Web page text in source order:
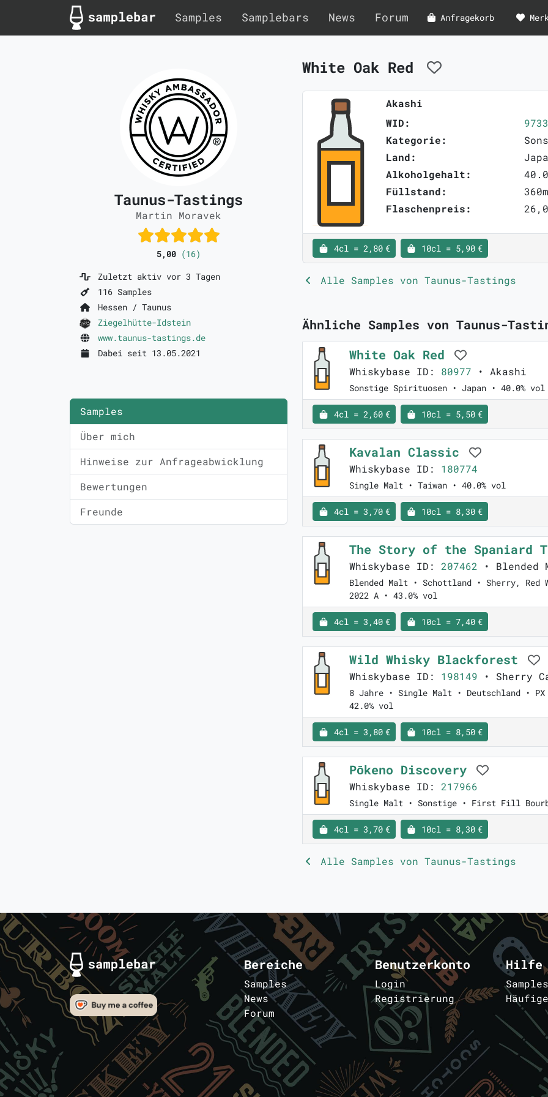
Samples Samplebars News Forum Anfragekorb
Taunus-Tastings
Martin Moravek
5,00 (16)
Zuletzt aktiv vor 3 Tagen
116 Samples
Hessen / Taunus
Ziegelhütte-Idstein
www.taunus-tastings.de
Dabei seit 13.05.2021
Samples
Über mich
Hinweise zur Anfrageabwicklung
Bewertungen
Freunde
White Oak Red
Akashi
WID:
Kategorie:
Land:
Alkoholgehalt:
Füllstand:
Flaschenpreis:
4cl = 2,80 € 10cl = 5,90 €
Alle Samples von Taunus-Tastings
Ähnliche Samples von Taunus-
White Oak Red
Whiskybase ID: 80977 • Akashi
Sonstige Spirituosen • Japan • 40.0% vol
4cl = 2,60 € 10cl = 5,50 €
Kavalan Classic
Whiskybase ID: 180774
Single Malt • Taiwan • 40.0% vol
4cl = 3,70 € 10cl = 8,30 €
The Story of the Spaniard
Whiskybase ID: 207462 • Blended
Blended Malt • Schottland • Sherry, Red
2022 A • 43.0% vol
4cl = 3,40 € 10cl = 7,40 €
Wild Whisky Blackforest
Whiskybase ID: 198149 • Sherry
8 Jahre • Single Malt • Deutschland •
42.0% vol
4cl = 3,80 € 10cl = 8,50 €
Pōkeno Discovery
Whiskybase ID: 217966
Single Malt • Sonstige • First Fill
4cl = 3,70 € 10cl = 8,30 €
Alle Samples von Taunus-Tastings
Bereiche
Samples
News
Forum
Benutzerkonto
Login
Registrierung
Hilfe